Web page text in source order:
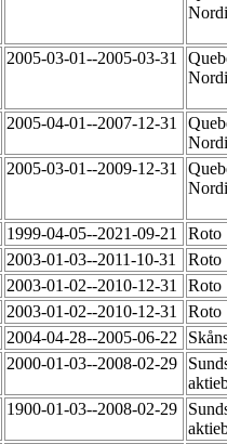
2005-03-01--2005-03-31
2005-04-01--2007-12-31
2005-03-01--2009-12-31
1999-04-05--2021-09-21
Roto
2003-01-03--2011-10-31
Roto
2003-01-02--2010-12-31
Roto
2003-01-02--2010-12-31
Roto
2004-04-28--2005-06-22
2000-01-03--2008-02-29
1900-01-03--2008-02-29